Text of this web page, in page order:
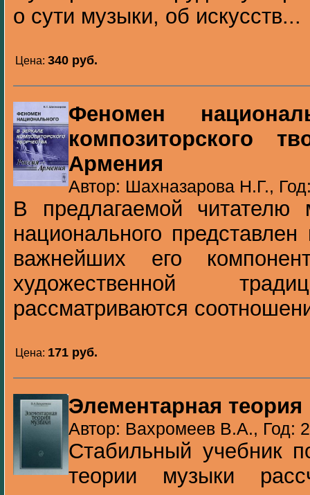
о сути музыки, об искусств...
Цена: 340 pуб.
Феномен
композиторского
Армения
Автор: Шахназарова Н.Г.,
В предлагаемой читателю
национального
важнейших его
художественной
рассматриваются
Цена: 171 pуб.
Элементарная
Автор: Вахромеев В.А., Год:
Стабильный учебник
теории музыки